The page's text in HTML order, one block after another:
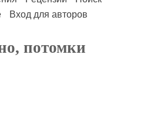
Вход для авторов
потомки